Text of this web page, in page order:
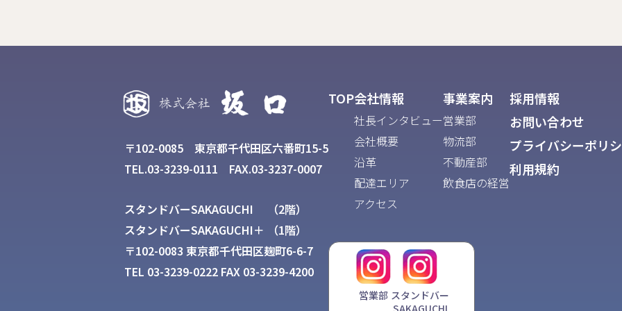
〒102-0085 東京都千代田区六番町15-5
TEL.03-3239-0111 FAX.03-3237-0007
スタンドバーSAKAGUCHI （2階）
スタンドバーSAKAGUCHI＋ （1階）
〒102-0083 東京都千代田区麹町6-6-7
TEL 03-3239-0222 FAX 03-3239-4200
TOP会社情報
社長インタビュー
会社概要
沿革
配達エリア
アクセス
事業案内
営業部
物流部
不動産部
飲食店の経営
採用情報
お問い合わせ
プライバシーポリ
利用規約
営業部 スタンドバー
SAKAGUCHI